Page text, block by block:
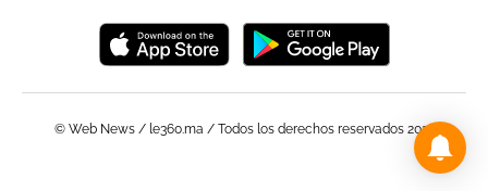
© Web News / le360.ma / Todos los derechos reservados 2023